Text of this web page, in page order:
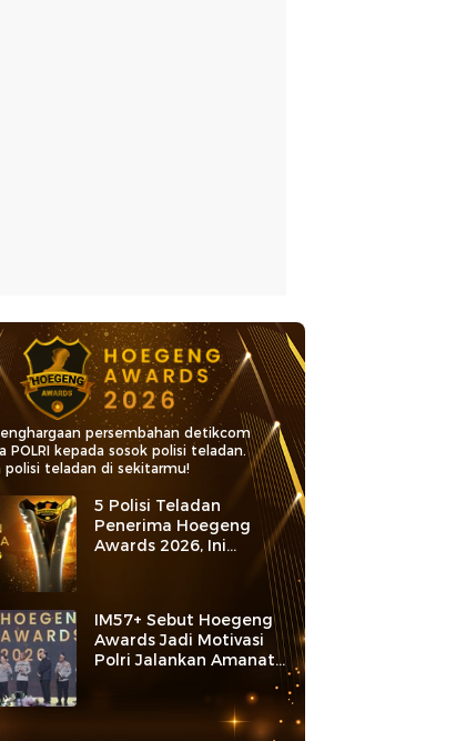
persembahan detikcom
POLRI kepada sosok polisi teladan.
polisi teladan di sekitarmu!
5 Polisi Teladan
Penerima Hoegeng
Awards 2026, Ini
Kategori dan Kiprahnya
IM57+ Sebut Hoegeng
Awards Jadi Motivasi
Polri Jalankan Amanat